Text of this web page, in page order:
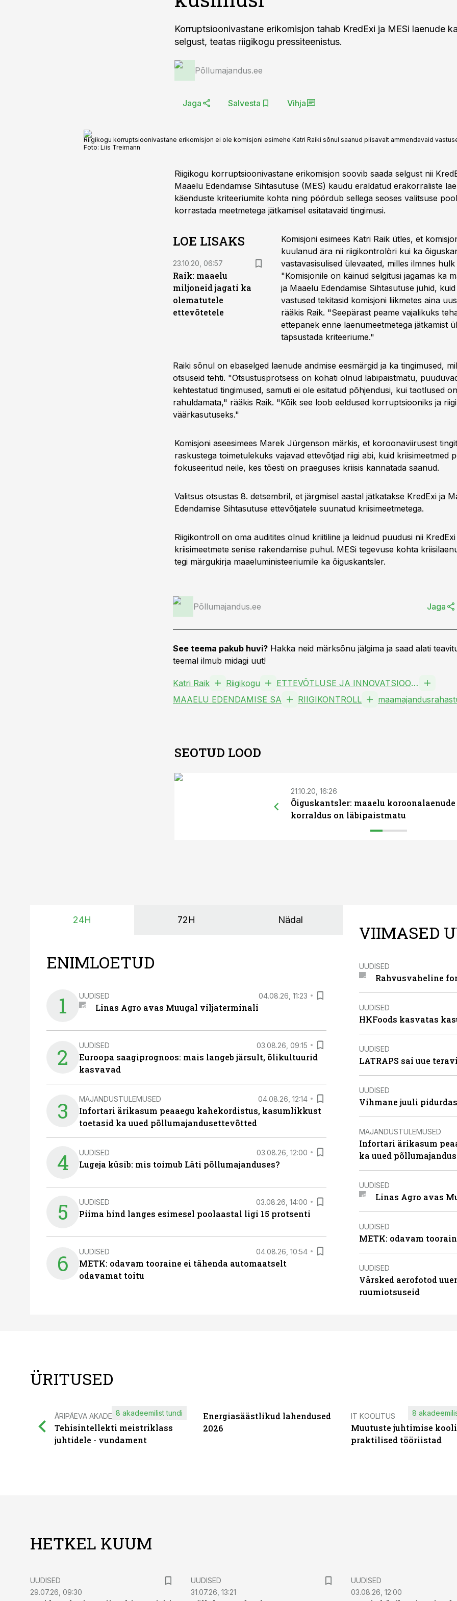
Korruptsioonivastane erikomisjon tahab KredExi ja MESi laenude
selgust, teatas riigikogu pressiteenistus.
Põllumajandus.ee
Jaga Salvesta Vihja
Riigikogu korruptsioonivastane erikomisjon ei ole komisjoni esimehe Katri Raiki sõnul saanud piisavalt ammendavaid
Foto: Liis Treimann
Riigikogu korruptsioonivastane erikomisjon soovib saada selgust nii
Maaelu Edendamise Sihtasutuse (MES) kaudu eraldatud erakorraliste
käenduste kriteeriumite kohta ning pöördub sellega seoses valitsuse
korrastada meetmetega jätkamisel esitatavaid tingimusi.
LOE LISAKS
23.10.20, 06:57
Raik: maaelu
miljoneid jagati ka
olematutele
ettevõtetele
Komisjoni esimees Katri Raik ütles, et
kuulanud ära nii riigikontrolöri kui ka
vastavasisulised ülevaated, milles ilmnes
"Komisjonile on käinud selgitusi jagamas ka
ja Maaelu Edendamise Sihtasutuse juhid,
vastused tekitasid komisjoni liikmetes aina
rääkis Raik. "Seepärast peame vajalikuks
ettepanek enne laenumeetmetega jätkamist
täpsustada kriteeriume."
Raiki sõnul on ebaselged laenude andmise eesmärgid ja ka tingimused,
otsuseid tehti. "Otsustusprotsess on kohati olnud läbipaistmatu,
kehtestatud tingimused, samuti ei ole esitatud põhjendusi, kui taotlused
rahuldamata," rääkis Raik. "Kõik see loob eeldused korruptsiooniks ja
väärkasutuseks."
Komisjoni aseesimees Marek Jürgenson märkis, et koroonaviirusest
raskustega toimetulekuks vajavad ettevõtjad riigi abi, kuid kriisimeetmed
fokuseeritud neile, kes tõesti on praeguses kriisis kannatada saanud.
Valitsus otsustas 8. detsembril, et järgmisel aastal jätkatakse KredExi ja
Edendamise Sihtasutuse ettevõtjatele suunatud kriisimeetmetega.
Riigikontroll on oma auditites olnud kriitiline ja leidnud puudusi nii
kriisimeetmete senise rakendamise puhul. MESi tegevuse kohta
tegi märgukirja maaeluministeeriumile ka õiguskantsler.
Põllumajandus.ee Jaga
See teema pakub huvi? Hakka neid märksõnu jälgima ja saad alati
teemal ilmub midagi uut!
Katri Raik Riigikogu
ETTEVÕTLUSE JA INNOVATSIOONI SA
MAAELU EDENDAMISE SA
RIIGIKONTROLL
SEOTUD LOOD
21.10.20, 16:26
Õiguskantsler: maaelu koroonalaenude
korraldus on läbipaistmatu
24H 72H Nädal
ENIMLOETUD
1 UUDISED 04.08.26, 11:23
Linas Agro avas Muugal viljaterminali
2 UUDISED 03.08.26, 09:15
Euroopa saagiprognoos: mais langeb järsult, õlikultuurid
kasvavad
3 MAJANDUSTULEMUSED 04.08.26, 12:14
Infortari ärikasum peaaegu kahekordistus, kasumlikkust
toetasid ka uued põllumajandusettevõtted
4 UUDISED 03.08.26, 12:00
Lugeja küsib: mis toimub Läti põllumajanduses?
5 UUDISED 03.08.26, 14:00
Piima hind langes esimesel poolaastal ligi 15 protsenti
6 UUDISED 04.08.26, 10:54
METK: odavam tooraine ei tähenda automaatselt
odavamat toitu
VIIMASED
UUDISED
Rahvusvaheline
UUDISED
HKFoods kasvatas
UUDISED
LATRAPS sai uue
UUDISED
Vihmane juuli
MAJANDUSTULEMUSED
Infortari ärikasum
ka uued
UUDISED
Linas Agro avas
UUDISED
METK: odavam
UUDISED
Värsked aerofotod
ruumiotsuseid
ÜRITUSED
ÄRIPÄEVA AKADEEMIA
Tehisintellekti meistriklass
juhtidele - vundament
8 akadeemilist tundi
Energiasäästlikud lahendused
2026
IT KOOLITUS
Muutuste juhtimise
praktilised tööriistad
8
HETKEL KUUM
UUDISED
29.07.26, 09:30
UUDISED
31.07.26, 13:21
UUDISED
03.08.26, 12:00